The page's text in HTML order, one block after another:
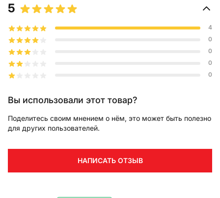
5
4
0
0
0
0
Вы использовали этот товар?
Поделитесь своим мнением о нём, это может быть полезно
для других пользователей.
НАПИСАТЬ ОТЗЫВ